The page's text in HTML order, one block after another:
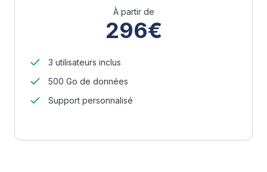
À partir de
296€
3 utilisateurs inclus
500 Go de données
Support personnalisé